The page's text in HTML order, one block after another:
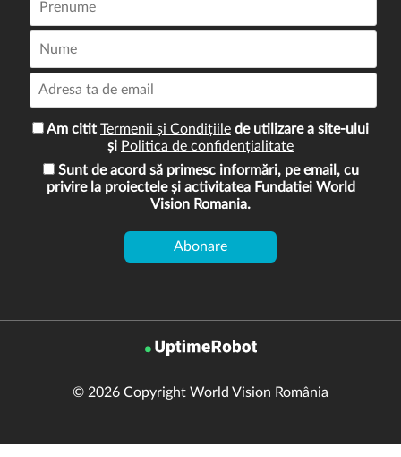
Am citit Termenii și Condițiile de utilizare a site-ului
și Politica de confidențialitate
Sunt de acord să primesc informări, pe email, cu
privire la proiectele și activitatea Fundatiei World
Vision Romania.
© 2026 Copyright World Vision România